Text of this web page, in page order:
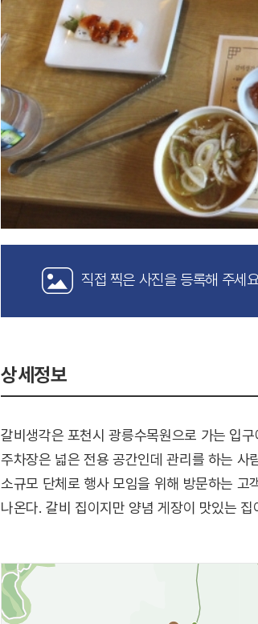
직접 찍은 사진을 등록해 주세
상세정보
갈비생각은 포천시 광릉수목원으로 가는 입
주차장은 넓은 전용 공간인데 관리를 하는
소규모 단체로 행사 모임을 위해 방문하는 고
나온다. 갈비 집이지만 양념 게장이 맛있는